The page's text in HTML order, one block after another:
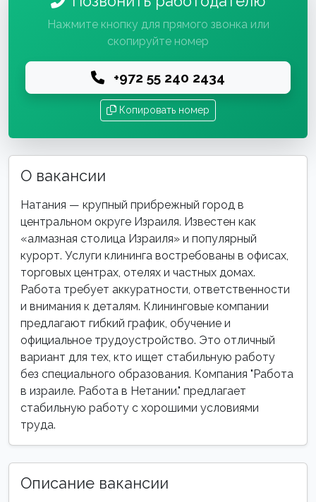
Нажмите кнопку для прямого звонка или
скопируйте номер
+972 55 240 2434
Копировать номер
О вакансии
Натания — крупный прибрежный город в
центральном округе Израиля. Известен как
«алмазная столица Израиля» и популярный
курорт. Услуги клининга востребованы в офисах,
торговых центрах, отелях и частных домах.
Работа требует аккуратности, ответственности
и внимания к деталям. Клининговые компании
предлагают гибкий график, обучение и
официальное трудоустройство. Это отличный
вариант для тех, кто ищет стабильную работу
без специального образования. Компания "Работа
в израиле. Работа в Нетании." предлагает
стабильную работу с хорошими условиями
труда.
Описание вакансии